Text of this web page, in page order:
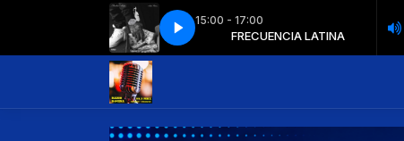
15:00 - 17:00
FRECUENCIA LATINA FRECUENCIA LATINA
FL V03 FL V03